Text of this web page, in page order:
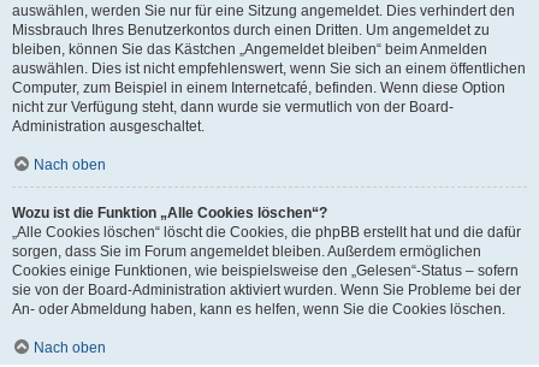
auswählen, werden Sie nur für eine Sitzung angemeldet. Dies verhindert den
Missbrauch Ihres Benutzerkontos durch einen Dritten. Um angemeldet zu
bleiben, können Sie das Kästchen „Angemeldet bleiben“ beim Anmelden
auswählen. Dies ist nicht empfehlenswert, wenn Sie sich an einem öffentlichen
Computer, zum Beispiel in einem Internetcafé, befinden. Wenn diese Option
nicht zur Verfügung steht, dann wurde sie vermutlich von der Board-
Administration ausgeschaltet.
Nach oben
Wozu ist die Funktion „Alle Cookies löschen“?
„Alle Cookies löschen“ löscht die Cookies, die phpBB erstellt hat und die dafür
sorgen, dass Sie im Forum angemeldet bleiben. Außerdem ermöglichen
Cookies einige Funktionen, wie beispielsweise den „Gelesen“-Status – sofern
sie von der Board-Administration aktiviert wurden. Wenn Sie Probleme bei der
An- oder Abmeldung haben, kann es helfen, wenn Sie die Cookies löschen.
Nach oben